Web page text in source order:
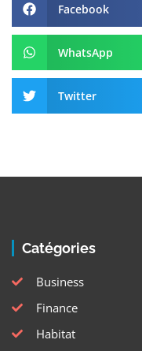
Facebook
WhatsApp
Twitter
Catégories
Business
Finance
Habitat